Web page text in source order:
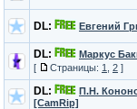
DL: Евгений
DL:
Маркус
[
Страницы: 1 2 ]
DL:
П.Н.
[CamRip]